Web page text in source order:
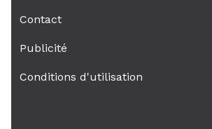
Contact
Publicité
Conditions d'utilisation